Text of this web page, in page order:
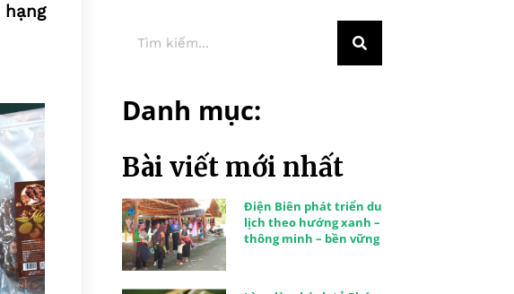
Danh mục:
Bài viết mới nhất
Điện Biên phát triển du
lịch theo hướng xanh –
thông minh – bền vững